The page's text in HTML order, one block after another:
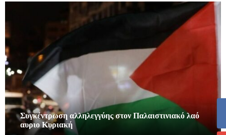
Συγκέντρωση αλληλεγγύης στον Παλαιστινιακό λαό
αυριο Κυριακή